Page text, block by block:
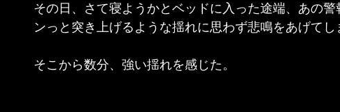
その日、さて寝ようかとベッドに入った途端、あの
ンっと突き上げるような揺れに思わず悲鳴をあげてし
そこから数分、強い揺れを感じた。